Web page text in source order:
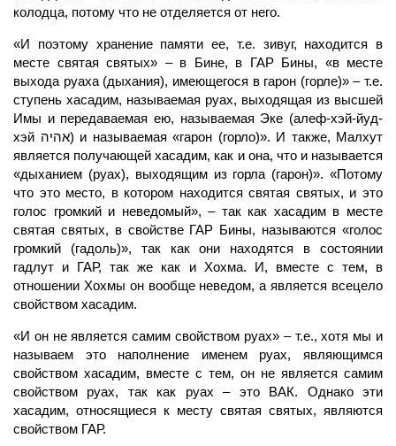
колодца, потому что не отделяется от него.
«И поэтому хранение памяти ее, т.е. зивуг, находится в
месте святая святых» – в Бине, в ГАР Бины, «в месте
выхода руаха (дыхания), имеющегося в гарон (горле)» – т.е.
ступень хасадим, называемая руах, выходящая из высшей
Имы и передаваемая ею, называемая Эке (алеф-хэй-йуд-
хэй אהיה) и называемая «гарон (горло)». И также, Малхут
является получающей хасадим, как и она, что и называется
«дыханием (руах), выходящим из горла (гарон)». «Потому
что это место, в котором находится святая святых, и это
голос громкий и неведомый», – так как хасадим в месте
святая святых, в свойстве ГАР Бины, называются «голос
громкий (гадоль)», так как они находятся в состоянии
гадлут и ГАР, так же как и Хохма. И, вместе с тем, в
отношении Хохмы он вообще неведом, а является всецело
свойством хасадим.
«И он не является самим свойством руах» – т.е., хотя мы и
называем этонаполнение именем руах, являющимся
свойством хасадим, вместе с тем, он не является самим
свойством руах, так как руах – это ВАК. Однако эти
хасадим, относящиеся к месту святая святых, являются
свойством ГАР.